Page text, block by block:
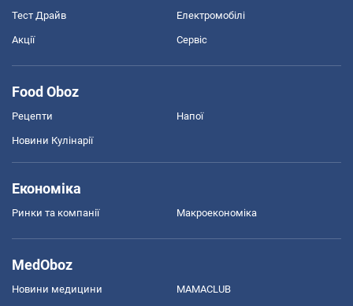
Тест Драйв Електромобілі
Акції Сервіс
Food Oboz
Рецепти Напої
Новини Кулінарії
Економіка
Ринки та компанії Макроекономіка
MedOboz
Новини медицини MAMACLUB